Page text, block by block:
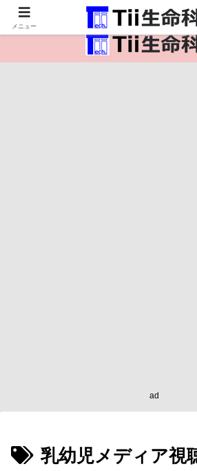
医療保健・生命・生物の情報イ
ad
乳幼児メディア視
メニュー